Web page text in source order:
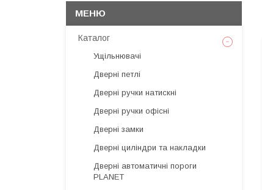
Каталог
Ущільнювачі
Дверні петлі
Дверні ручки натискні
Дверні ручки офісні
Дверні замки
Дверні циліндри та накладки
Дверні автоматичні пороги
PLANET